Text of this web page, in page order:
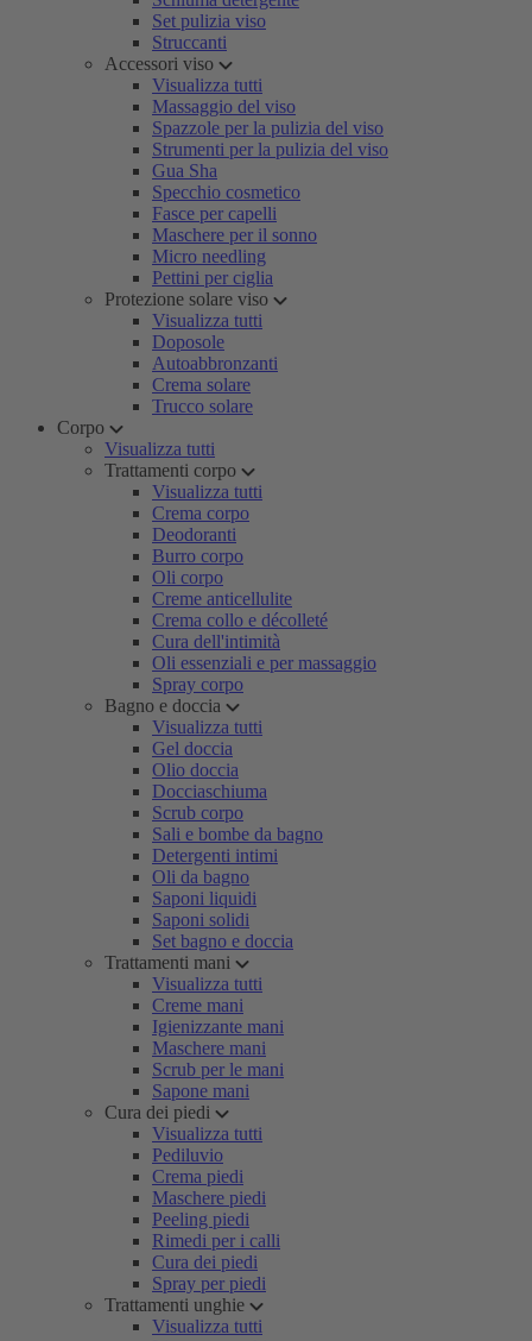
Set pulizia viso
Struccanti
Accessori viso
Visualizza tutti
Massaggio del viso
Spazzole per la pulizia del viso
Strumenti per la pulizia del viso
Gua Sha
Specchio cosmetico
Fasce per capelli
Maschere per il sonno
Micro needling
Pettini per ciglia
Protezione solare viso
Visualizza tutti
Doposole
Autoabbronzanti
Crema solare
Trucco solare
Corpo
Visualizza tutti
Trattamenti corpo
Visualizza tutti
Crema corpo
Deodoranti
Burro corpo
Oli corpo
Creme anticellulite
Crema collo e décolleté
Cura dell'intimità
Oli essenziali e per massaggio
Spray corpo
Bagno e doccia
Visualizza tutti
Gel doccia
Olio doccia
Docciaschiuma
Scrub corpo
Sali e bombe da bagno
Detergenti intimi
Oli da bagno
Saponi liquidi
Saponi solidi
Set bagno e doccia
Trattamenti mani
Visualizza tutti
Creme mani
Igienizzante mani
Maschere mani
Scrub per le mani
Sapone mani
Cura dei piedi
Visualizza tutti
Pediluvio
Crema piedi
Maschere piedi
Peeling piedi
Rimedi per i calli
Cura dei piedi
Spray per piedi
Trattamenti unghie
Visualizza tutti